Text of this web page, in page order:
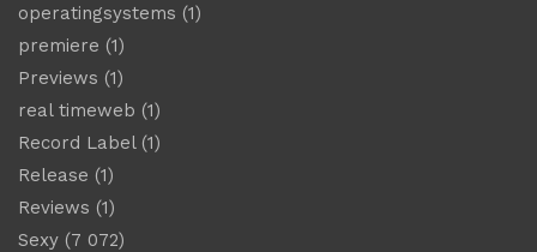
operatingsystems (1)
premiere (1)
Previews (1)
real timeweb (1)
Record Label(1)
Release (1)
Reviews (1)
Sexy (7 072)